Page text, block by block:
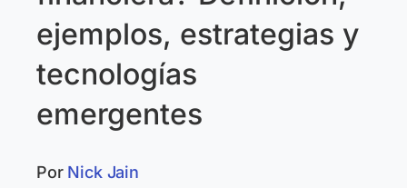
ejemplos, estrategias y
tecnologías
emergentes
Por Nick Jain